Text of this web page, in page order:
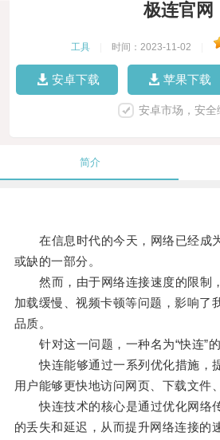
极连官网
工具 时间：2023-11-02
安卓下载 苹果下载
安卓市场，安全
简介
在信息时代的今天，网络已经成
或缺的一部分。
然而，由于网络连接速度的限制
加载缓慢、视频卡顿等问题，影响了
品质。
针对这一问题，一种名为“快连”的
快连能够通过一系列优化措施，
用户能够更快地访问网页、下载文件
快连技术的核心是通过优化网络
的丢失和延迟，从而提升网络连接的